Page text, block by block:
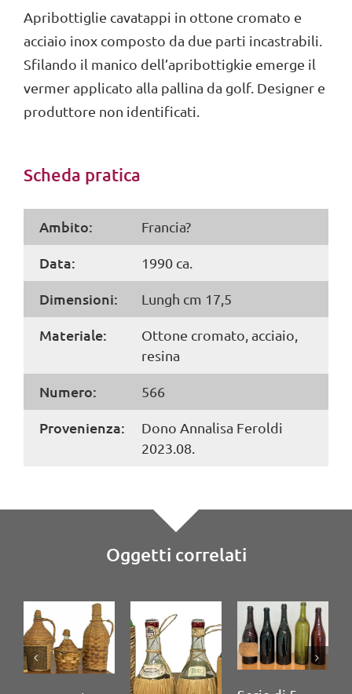
Apribottiglie cavatappi in ottone cromato e
acciaio inox composto da due parti incastrabili.
Sfilando il manico dell’apribottigkie emerge il
vermer applicato alla pallina da golf. Designer e
produttore non identificati.
Scheda pratica
Ambito: Francia?
Data: 1990 ca.
Dimensioni: Lungh cm 17,5
Materiale:
Ottone cromato, acciaio,
resina
Numero: 566
Provenienza:
Dono Annalisa Feroldi
2023.08.
Oggetti correlati